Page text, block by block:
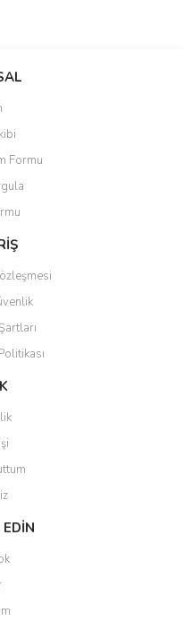
siz yapın!
Formu